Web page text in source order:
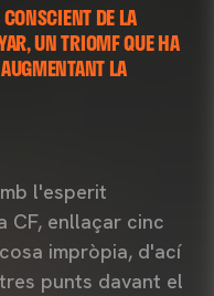
DE LA
UN TRIOMF QUE HA
LA
l'esperit
CF, enllaçar cinc
impròpia, d'ací
punts davant el